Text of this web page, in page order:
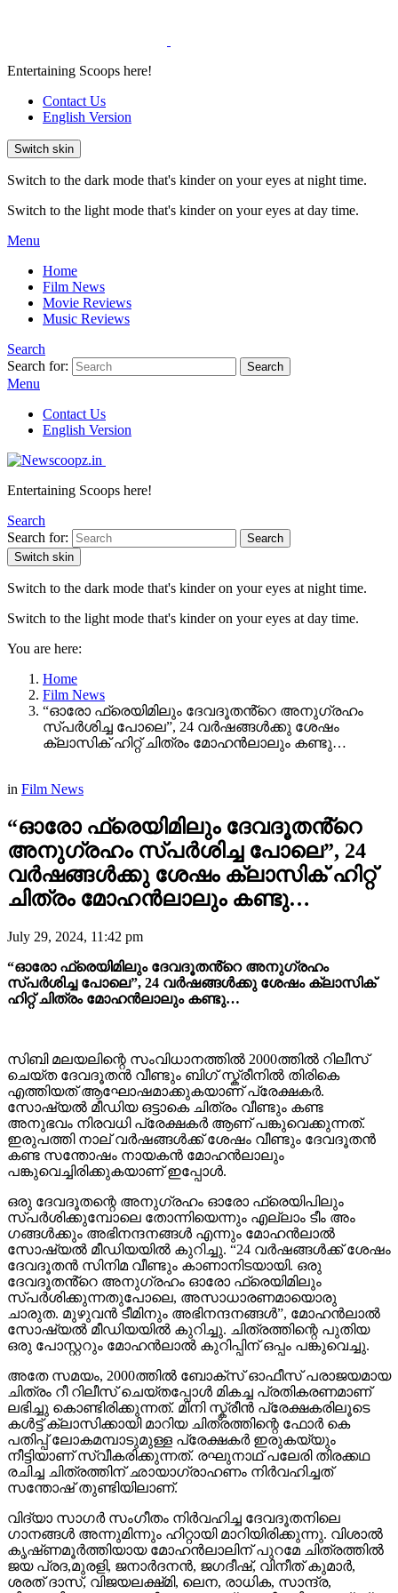
Entertaining Scoops here!
Contact Us
English Version
Switch skin
Switch to the dark mode that's kinder on your eyes at night time.
Switch to the light mode that's kinder on your eyes at day time.
Menu
Home
Film News
Movie Reviews
Music Reviews
Search
Search for:
Search
Menu
Contact Us
English Version
Entertaining Scoops here!
Search
Search for:
Search
Switch skin
Switch to the dark mode that's kinder on your eyes at night time.
Switch to the light mode that's kinder on your eyes at day time.
You are here:
Home
Film News
“ഓരോ ഫ്രെയിമിലും ദേവദൂതൻ്റെ അനുഗ്രഹം
സ്പർശിച്ച പോലെ”, 24 വർഷങ്ങൾക്കു ശേഷം
ക്ലാസിക് ഹിറ്റ് ചിത്രം മോഹൻലാലും കണ്ടു…
in Film News
“ഓരോ ഫ്രെയിമിലും ദേവദൂതൻ്റെ
അനുഗ്രഹം സ്പർശിച്ച പോലെ”, 24
വർഷങ്ങൾക്കു ശേഷം ക്ലാസിക് ഹിറ്റ്
ചിത്രം മോഹൻലാലും കണ്ടു…
July 29, 2024, 11:42 pm
“ഓരോ ഫ്രെയിമിലും ദേവദൂതൻ്റെ അനുഗ്രഹം
സ്പർശിച്ച പോലെ”, 24 വർഷങ്ങൾക്കു ശേഷം ക്ലാസിക്
ഹിറ്റ് ചിത്രം മോഹൻലാലും കണ്ടു…
സിബി മലയലിന്റെ സംവിധാനത്തിൽ 2000ത്തില്‍ റിലീസ്
ചെയ്ത ദേവദൂതൻ വീണ്ടും ബിഗ് സ്ക്രീനിൽ തിരികെ
എത്തിയത് ആഘോഷമാക്കുകയാണ് പ്രേക്ഷകർ.
സോഷ്യൽ മീഡിയ ഒട്ടാകെ ചിത്രം വീണ്ടും കണ്ട
അനുഭവം നിരവധി പ്രേക്ഷകർ ആണ് പങ്കുവെക്കുന്നത്.
ഇരുപത്തി നാല് വർഷങ്ങൾക്ക് ശേഷം വീണ്ടും ദേവദൂതൻ
കണ്ട സന്തോഷം നായകൻ മോഹൻലാലും
പങ്കുവെച്ചിരിക്കുകയാണ് ഇപ്പോൾ.
ഒരു ദേവദൂതന്റെ അനു​ഗ്രഹം ഓരോ ഫ്രെയിപിലും
സ്പർശിക്കുമ്പോലെ തോന്നിയെന്നും എല്ലാം ടീം അം​
ഗങ്ങൾക്കും അഭിനന്ദനങ്ങൾ എന്നും മോഹൻലാൽ
സോഷ്യൽ മീഡിയയിൽ കുറിച്ചു. “24 വർഷങ്ങൾക്ക് ശേഷം
ദേവദൂതൻ സിനിമ വീണ്ടും കാണാനിടയായി. ഒരു
ദേവദൂതൻ്റെ അനുഗ്രഹം ഓരോ ഫ്രെയിമിലും
സ്പർശിക്കുന്നതുപോലെ, അസാധാരണമായൊരു
ചാരുത. മുഴുവൻ ടീമിനും അഭിനന്ദനങ്ങൾ”, മോഹൻലാൽ
സോഷ്യൽ മീഡിയയിൽ കുറിച്ചു. ചിത്രത്തിന്റെ പുതിയ
ഒരു പോസ്റ്ററും മോഹൻലാൽ കുറിപ്പിന് ഒപ്പം പങ്കുവെച്ചു.
അതേ സമയം, 2000ത്തില്‍ ബോക്സ് ഓഫീസ് പരാജയമായ
ചിത്രം റീ റിലീസ് ചെയ്തപ്പോൾ മികച്ച പ്രതികരണമാണ്
ലഭിച്ചു കൊണ്ടിരിക്കുന്നത്. മിനി സ്ക്രീൻ പ്രേക്ഷകരിലൂടെ
കള്‍ട്ട് ക്ലാസിക്കായി മാറിയ ചിത്രത്തിന്റെ ഫോർ കെ
പതിപ്പ് ലോകമമ്പാടുമുള്ള പ്രേക്ഷകർ ഇരുകയ്യും
നീട്ടിയാണ് സ്വീകരിക്കുന്നത്. രഘുനാഥ് പലേരി തിരക്കഥ
രചിച്ച ചിത്രത്തിന് ഛായാഗ്രാഹണം നിര്‍വഹിച്ചത്
സന്തോഷ് തുണ്ടിയിലാണ്.
വിദ്യാ സാഗര്‍ സംഗീതം നിര്‍വഹിച്ച ദേവദൂതനിലെ
ഗാനങ്ങള്‍ അന്നുമിന്നും ഹിറ്റായി മാറിയിരിക്കുന്നു. വിശാല്‍
കൃഷ്‍ണമൂര്‍ത്തിയായ മോഹൻലാലിന് പുറമേ ചിത്രത്തില്‍
ജയ പ്രദ,മുരളി, ജനാര്‍ദനൻ, ജഗദീഷ്, വിനീത് കുമാര്‍,
ശരത് ദാസ്, വിജയലക്ഷ്‍മി, ലെന, രാധിക, സാന്ദ്ര,